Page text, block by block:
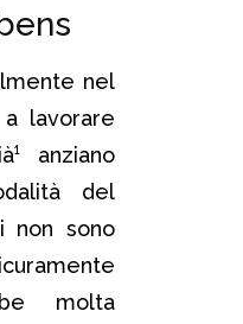
nel
a lavorare
anziano
del
non sono
molta